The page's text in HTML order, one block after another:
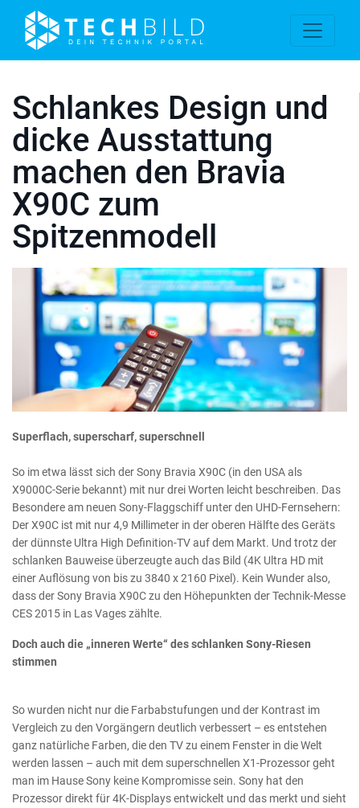
Schlankes Design und
dicke Ausstattung
machen den Bravia
X90C zum
Spitzenmodell
Superflach, superscharf, superschnell
So im etwa lässt sich der Sony Bravia X90C (in den USA als
X9000C-Serie bekannt) mit nur drei Worten leicht beschreiben. Das
Besondere am neuen Sony-Flaggschiff unter den UHD-Fernsehern:
Der X90C ist mit nur 4,9 Millimeter in der oberen Hälfte des Geräts
der dünnste Ultra High Definition-TV auf dem Markt. Und trotz der
schlanken Bauweise überzeugte auch das Bild (4K Ultra HD mit
einer Auflösung von bis zu 3840 x 2160 Pixel). Kein Wunder also,
dass der Sony Bravia X90C zu den Höhepunkten der Technik-Messe
CES 2015 in Las Vages zählte.
Doch auch die „inneren Werte“ des schlanken Sony-Riesen
stimmen
So wurden nicht nur die Farbabstufungen und der Kontrast im
Vergleich zu den Vorgängern deutlich verbessert – es entstehen
ganz natürliche Farben, die den TV zu einem Fenster in die Welt
werden lassen – auch mit dem superschnellen X1-Prozessor geht
man im Hause Sony keine Kompromisse sein. Sony hat den
Prozessor direkt für 4K-Displays entwickelt und das merkt und sieht